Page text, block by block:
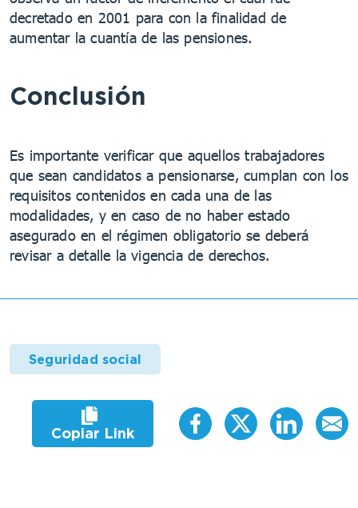
decretado en 2001 para con la finalidad de
aumentar la cuantía de las pensiones.
Conclusión
Es importante verificar que aquellos trabajadores
que sean candidatos a pensionarse, cumplan con los
requisitos contenidos en cada una de las
modalidades, y en caso de no haber estado
asegurado en el régimen obligatorio se deberá
revisar a detalle la vigencia de derechos.
Seguridad social
Copiar Link